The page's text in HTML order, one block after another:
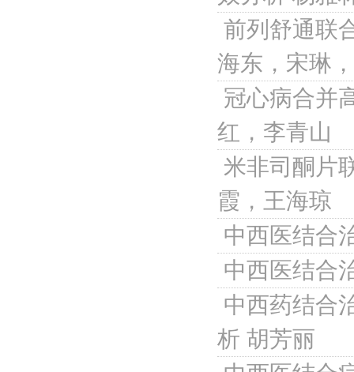
前列舒通联
海东，宋琳
冠心病合并
红，李青山
米非司酮片
霞，王海琼
中西医结合
中西医结合
中西药结合
析 胡芳丽